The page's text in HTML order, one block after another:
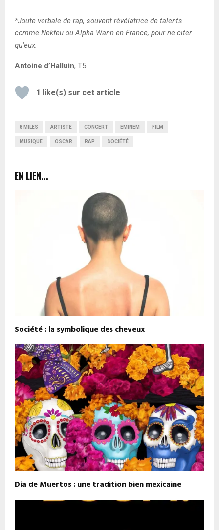
*Joute verbale de rap, souvent révélatrice de talents
comme Nekfeu ou Alpha Wann en France, pour ne citer
qu’eux.
Antoine d’Halluin, T5
1 like(s) sur cet article
8 MILES ARTISTE CONCERT EMINEM FILM
MUSIQUE OSCAR RAP SOCIÉTÉ
EN LIEN...
Société : la symbolique des cheveux
Dia de Muertos : une tradition bien mexicaine